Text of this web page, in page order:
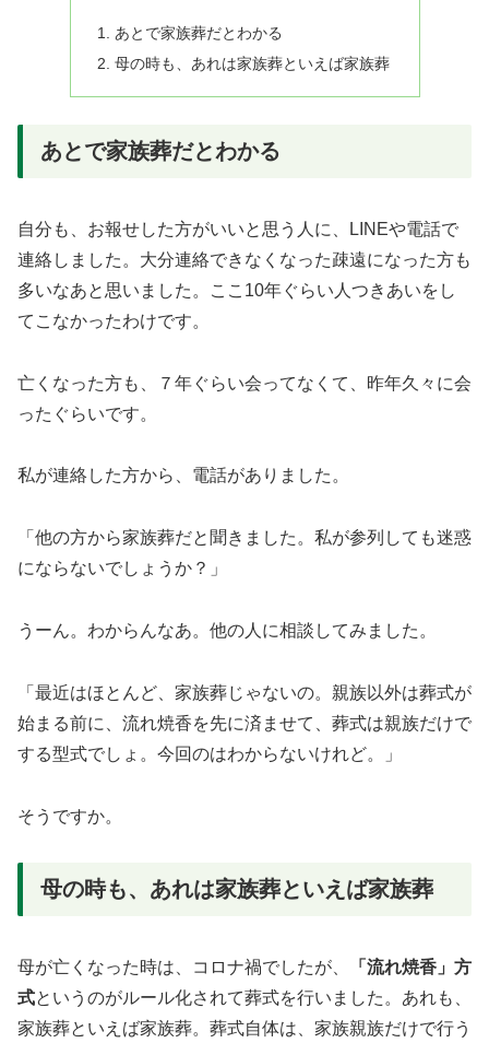
あとで家族葬だとわかる
母の時も、あれは家族葬といえば家族葬
あとで家族葬だとわかる
自分も、お報せした方がいいと思う人に、LINEや電話で
連絡しました。大分連絡できなくなった疎遠になった方も
多いなあと思いました。ここ10年ぐらい人つきあいをし
てこなかったわけです。
亡くなった方も、７年ぐらい会ってなくて、昨年久々に会
ったぐらいです。
私が連絡した方から、電話がありました。
「他の方から家族葬だと聞きました。私が参列しても迷惑
にならないでしょうか？」
うーん。わからんなあ。他の人に相談してみました。
「最近はほとんど、家族葬じゃないの。親族以外は葬式が
始まる前に、流れ焼香を先に済ませて、葬式は親族だけで
する型式でしょ。今回のはわからないけれど。」
そうですか。
母の時も、あれは家族葬といえば家族葬
母が亡くなった時は、コロナ禍でしたが、
「流れ焼香」方
式というのがルール化されて葬式を行いました。あれも、
家族葬といえば家族葬。葬式自体は、家族親族だけで行う